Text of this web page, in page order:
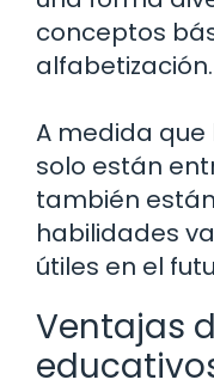
conceptos
alfabetización.
A medida que
solo están
también
habilidades
útiles en el
Ventajas